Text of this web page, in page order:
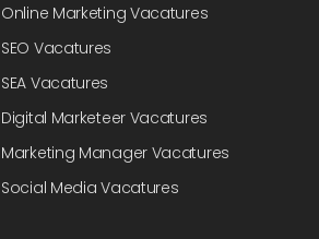
Online Marketing Vacatures
SEO Vacatures
SEA Vacatures
Digital Marketeer Vacatures
Marketing Manager Vacatures
Social Media Vacatures